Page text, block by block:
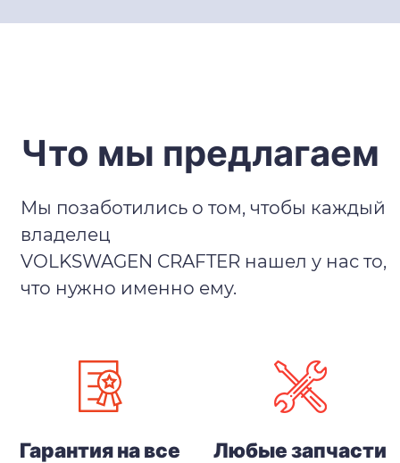
Что мы предлагаем
Мы позаботились о том, чтобы каждый
владелец
VOLKSWAGEN CRAFTER нашел у нас то,
что нужно именно ему.
Гарантия на все
Любые запчасти